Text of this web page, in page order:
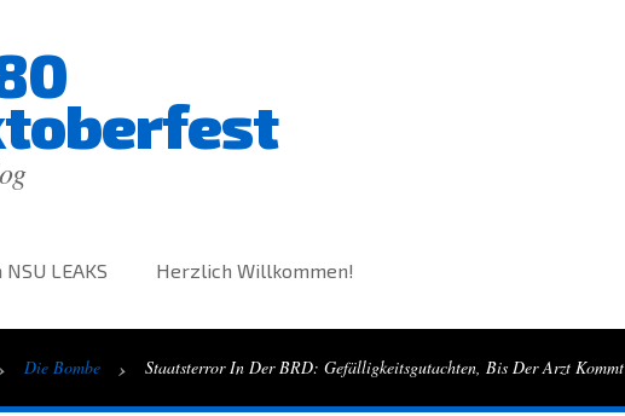
LEAKS Herzlich Willkommen!
Die Bombe › Staatsterror In Der BRD: Gefälligkeitsgutachten, Bis Der Arzt Kommt